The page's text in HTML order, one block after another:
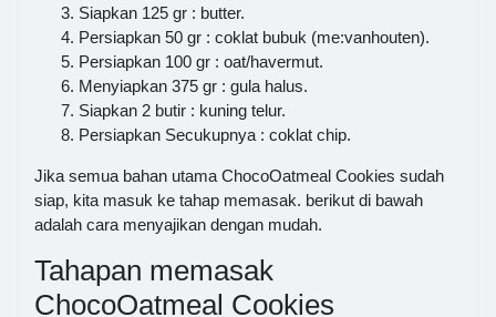
Siapkan 125 gr : butter.
Persiapkan 50 gr : coklat bubuk (me:vanhouten).
Persiapkan 100 gr : oat/havermut.
Menyiapkan 375 gr : gula halus.
Siapkan 2 butir : kuning telur.
Persiapkan Secukupnya : coklat chip.
Jika semua bahan utama ChocoOatmeal Cookies sudah
siap, kita masuk ke tahap memasak. berikut di bawah
adalah cara menyajikan dengan mudah.
Tahapan memasak
ChocoOatmeal Cookies